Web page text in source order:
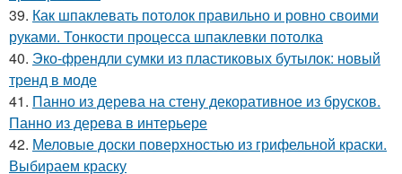
39. Как шпаклевать потолок правильно и ровно своими
руками. Тонкости процесса шпаклевки потолка
40. Эко-френдли сумки из пластиковых бутылок: новый
тренд в моде
41. Панно из дерева на стену декоративное из брусков.
Панно из дерева в интерьере
42. Меловые доски поверхностью из грифельной краски.
Выбираем краску